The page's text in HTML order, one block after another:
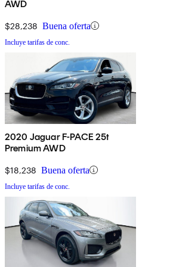
AWD
$28,238 Buena oferta
Incluye tarifas de conc.
2020 Jaguar F-PACE 25t
Premium AWD
$18,238 Buena oferta
Incluye tarifas de conc.